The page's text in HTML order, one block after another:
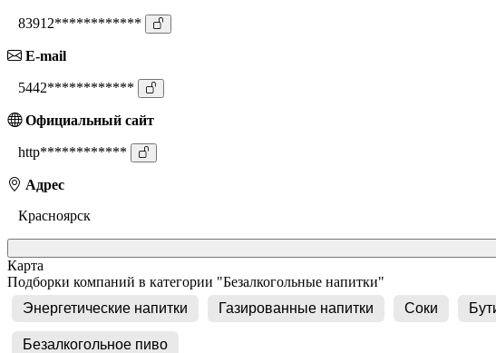
83912************
E-mail
5442************
Официальный сайт
http************
Адрес
Красноярск
Карта
Подборки компаний в категории "Безалкогольные напитки"
Энергетические напитки
Газированные напитки Соки
Безалкогольное пиво